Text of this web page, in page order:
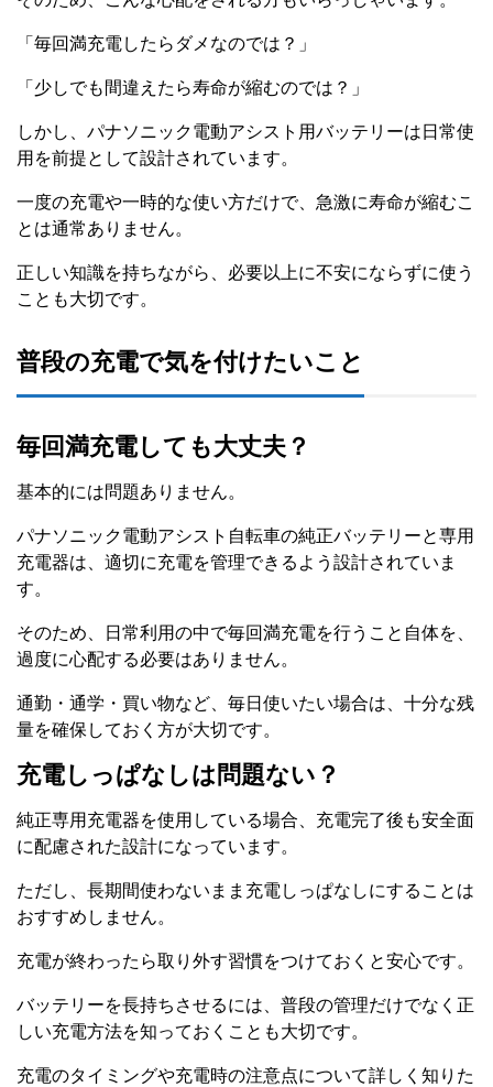
「毎回満充電したらダメなのでは？」
「少しでも間違えたら寿命が縮むのでは？」
しかし、パナソニック電動アシスト用バッテリーは日常使
用を前提として設計されています。
一度の充電や一時的な使い方だけで、急激に寿命が縮むこ
とは通常ありません。
正しい知識を持ちながら、必要以上に不安にならずに使う
ことも大切です。
普段の充電で気を付けたいこと
毎回満充電しても大丈夫？
基本的には問題ありません。
パナソニック電動アシスト自転車の純正バッテリーと専用
充電器は、適切に充電を管理できるよう設計されていま
す。
そのため、日常利用の中で毎回満充電を行うこと自体を、
過度に心配する必要はありません。
通勤・通学・買い物など、毎日使いたい場合は、十分な残
量を確保しておく方が大切です。
充電しっぱなしは問題ない？
純正専用充電器を使用している場合、充電完了後も安全面
に配慮された設計になっています。
ただし、長期間使わないまま充電しっぱなしにすることは
おすすめしません。
充電が終わったら取り外す習慣をつけておくと安心です。
バッテリーを長持ちさせるには、普段の管理だけでなく正
しい充電方法を知っておくことも大切です。
充電のタイミングや充電時の注意点について詳しく知りた